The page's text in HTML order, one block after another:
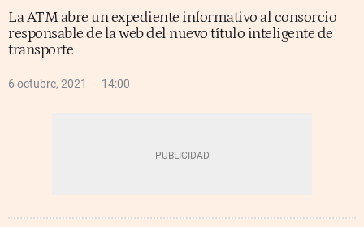
La ATM abre un expediente informativo al consorcio
responsable de la web del nuevo título inteligente de
transporte
6 octubre, 2021 14:00